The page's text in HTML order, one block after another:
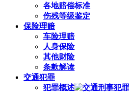
各地赔偿标准
伤残等级鉴定
保险理赔
车险理赔
人身保险
其他财险
条款解读
交通犯罪
犯罪概述